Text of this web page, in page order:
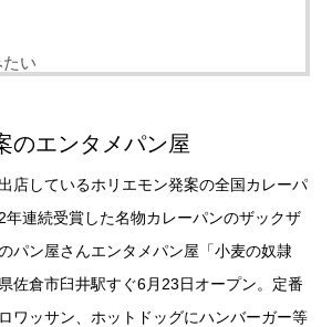
い
のエンタメパン屋
店しているホリエモン発案の全国カレーパ
年連続受賞した名物カレーパンのザックザ
パン屋さんエンタメパン屋「小麦の奴隷
佐倉市臼井駅すぐ6月23日オープン。定番
ワッサン、ホットドッグにハンバーガー等